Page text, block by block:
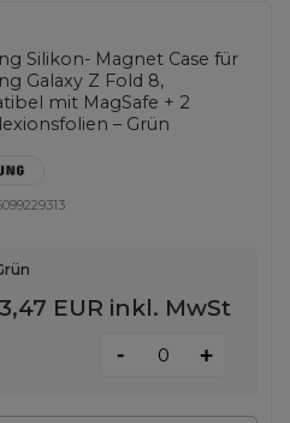
Silikon- Magnet Case für
Galaxy Z Fold 8,
mit MagSafe + 2
– Grün
EUR inkl. MwSt
- +